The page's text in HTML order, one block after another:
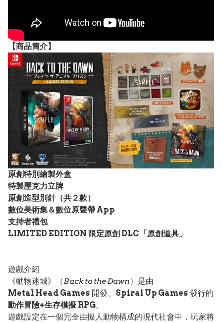
【商品簡介】
原創特別繪製外盒
特製壓克力立牌
原創造型別針（共２款）
數位美術集＆數位原聲帶 App
支持者禮包
LIMITED EDITION 限定原創 DLC「原創道具」
遊戲介紹
《動物迷城》（Back to the Dawn）是由
Metal Head Games 開發、 Spiral Up Games 發行的
動作冒險+生存模擬 RPG。
遊戲設定在一個完全由擬人動物構成的現代社會中，玩家將